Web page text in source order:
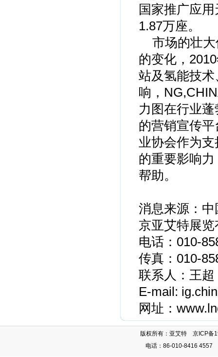
国家推广应
1.87万座。
市场的壮大
的变化，
站及氢能技
响，
力图在行业
的营销宣传
业协会作为
的重要影响
帮助。
消息来源：
京亚艾特展
电话：010-
传真：010-
联系人：王超
E-mail:
网址：
版权所有：亚艾特 京ICP备
电话：86-010-8416